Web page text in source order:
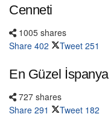
Cenneti
1005 shares
Share 402 Tweet 251
En Güzel
727 shares
Share 291 Tweet 182